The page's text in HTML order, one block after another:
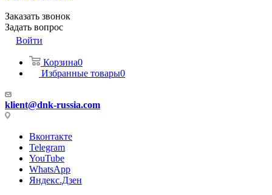
Заказать звонок
Задать вопрос
Войти
Корзина0
Избранные товары0
klient@dnk-russia.com
Вконтакте
Telegram
YouTube
WhatsApp
Яндекс.Дзен